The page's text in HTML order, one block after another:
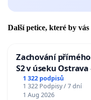
Další petice, které by
Zachování
S2 v úseku
u Jablunkova
1 322 podpisů
1 322 Podpisy / 7 dní
1 Aug 2026